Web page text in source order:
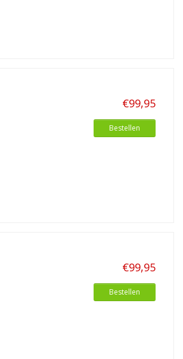
€99,95
Bestellen
€99,95
Bestellen